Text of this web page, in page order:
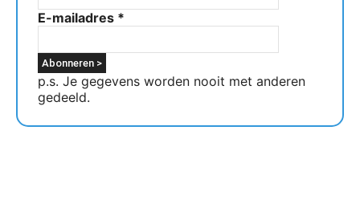
E-mailadres *
p.s. Je gegevens worden nooit met anderen
gedeeld.